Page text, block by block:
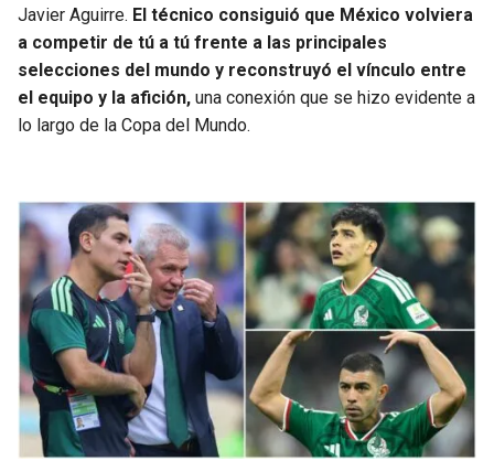
Javier Aguirre. El técnico consiguió que México volviera
a competir de tú a tú frente a las principales
selecciones del mundo y reconstruyó el vínculo entre
el equipo y la afición, una conexión que se hizo evidente a
lo largo de la Copa del Mundo.